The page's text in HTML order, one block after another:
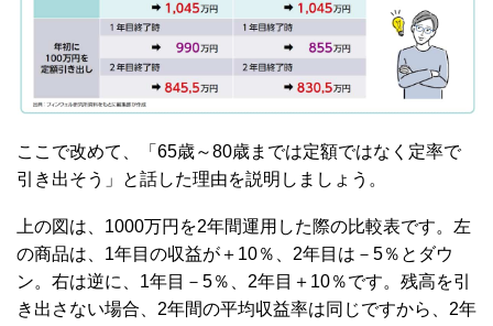
ここで改めて、「65歳～80歳までは定額ではなく定率で
引き出そう」と話した理由を説明しましょう。
上の図は、1000万円を2年間運用した際の比較表です。左
の商品は、1年目の収益が＋10％、2年目は－5％とダウ
ン。右は逆に、1年目－5％、2年目＋10％です。残高を引
き出さない場合、2年間の平均収益率は同じですから、2年